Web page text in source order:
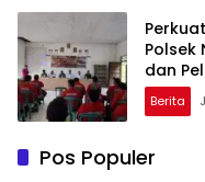
Polsek
dan
Berita
Pos Populer